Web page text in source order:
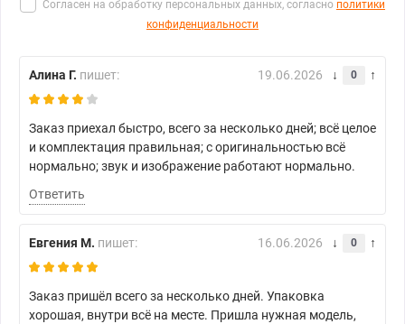
Согласен на обработку персональных данных, согласно политики
конфиденциальности
Алина Г. пишет: 19.06.2026 0
Заказ приехал быстро, всего за несколько дней; всё целое
и комплектация правильная; с оригинальностью всё
нормально; звук и изображение работают нормально.
Ответить
Евгения М. пишет: 16.06.2026 0
Заказ пришёл всего за несколько дней. Упаковка
хорошая, внутри всё на месте. Пришла нужная модель,